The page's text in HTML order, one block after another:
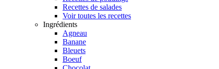
Recettes de salades
Voir toutes les recettes
Ingrédients
Agneau
Banane
Bleuets
Boeuf